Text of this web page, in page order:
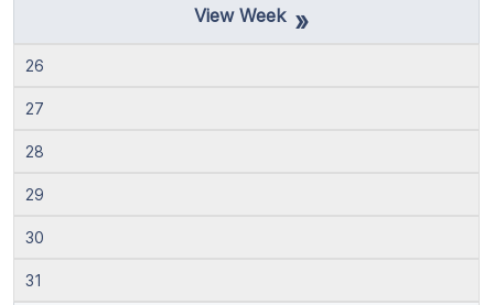
»
26
27
28
29
30
31